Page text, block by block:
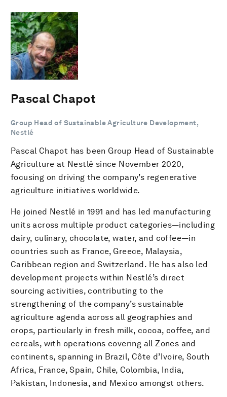
Pascal Chapot
Group Head of Sustainable Agriculture Development,
Nestlé
Pascal Chapot has been Group Head of Sustainable
Agriculture at Nestlé since November 2020,
focusing on driving the company’s regenerative
agriculture initiatives worldwide.
He joined Nestlé in 1991 and has led manufacturing
units across multiple product categories—including
dairy, culinary, chocolate, water, and coffee—in
countries such as France, Greece, Malaysia,
Caribbean region and Switzerland. He has also led
development projects within Nestlé’s direct
sourcing activities, contributing to the
strengthening of the company’s sustainable
agriculture agenda across all geographies and
crops, particularly in fresh milk, cocoa, coffee, and
cereals, with operations covering all Zones and
continents, spanning in Brazil, Côte d’Ivoire, South
Africa, France, Spain, Chile, Colombia, India,
Pakistan, Indonesia, and Mexico amongst others.